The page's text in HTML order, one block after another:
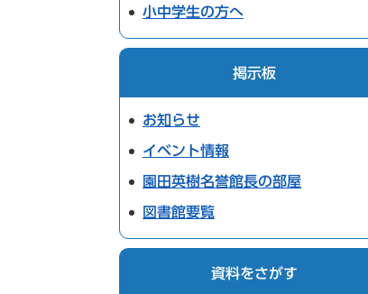
小中学生の方へ
掲示板
お知らせ
イベント情報
園田英樹名誉館長の部屋
図書館要覧
資料をさがす